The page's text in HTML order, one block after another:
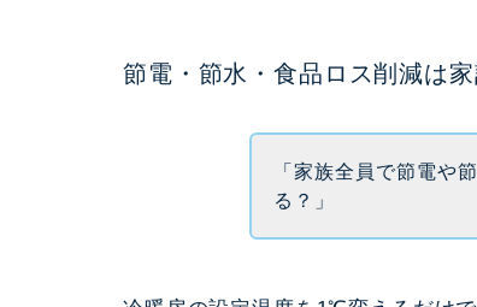
節電・節水・食品ロス削減は家
「家族全員で節電や
る？」